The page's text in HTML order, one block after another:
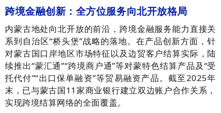
跨境金融创新：全方位服务向北开放格局
内蒙古地处向北开放的前沿，跨境金融服务能力直接关
系到自治区“桥头堡”战略的落地。在产品创新方面，针
对蒙古国口岸地区市场特征以及边贸客户结算实际，陆
续推出“蒙汇通”“跨境商户通”等对蒙特色结算产品及“受
托代付”“出口保单融资”等贸易融资产品。截至2025年
末，已与蒙古国11家商业银行建立双边账户合作关系，
实现跨境结算网络的全面覆盖。